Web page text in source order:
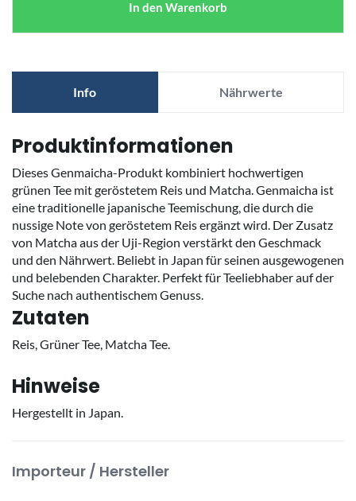
In den Warenkorb
Info Nährwerte
Produktinformationen
Dieses Genmaicha-Produkt kombiniert hochwertigen
grünen Tee mit geröstetem Reis und Matcha. Genmaicha ist
eine traditionelle japanische Teemischung, die durch die
nussige Note von geröstetem Reis ergänzt wird. Der Zusatz
von Matcha aus der Uji-Region verstärkt den Geschmack
und den Nährwert. Beliebt in Japan für seinen ausgewogenen
und belebenden Charakter. Perfekt für Teeliebhaber auf der
Suche nach authentischem Genuss.
Zutaten
Reis, Grüner Tee, Matcha Tee.
Hinweise
Hergestellt in Japan.
Importeur / Hersteller